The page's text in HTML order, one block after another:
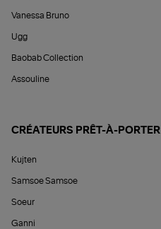
Vanessa Bruno
Ugg
Baobab Collection
Assouline
CRÉATEURS PRÊT-À-PORTER
Kujten
Samsoe Samsoe
Soeur
Ganni